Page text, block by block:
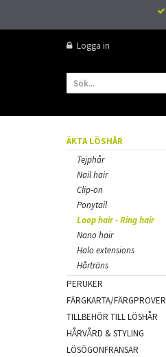
Logga in
ÄKTA LÖSHÅR
Tejphår
Nail hair
Clip-on
Ponytail
Loop hair - Ring hair
Nano hair
Halo extensions
Hårträns
PERUKER
FÄRGKARTA/FÄRGPROVER
TILLBEHÖR TILL LÖSHÅR
HÅRVÅRD & STYLING
LÖSÖGONFRANSAR